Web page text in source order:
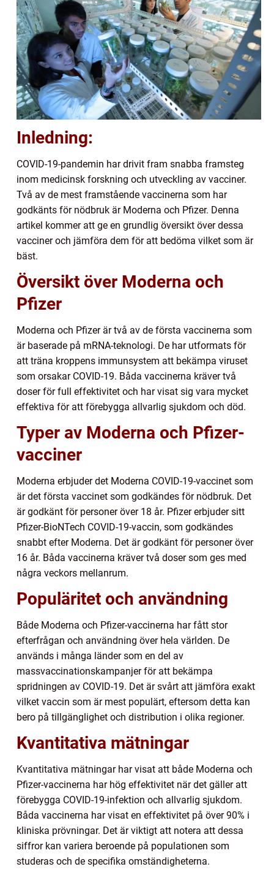
Inledning:
COVID-19-pandemin har drivit fram snabba framsteg
inom medicinsk forskning och utveckling av vacciner.
Två av de mest framstående vaccinerna som har
godkänts för nödbruk är Moderna och Pfizer. Denna
artikel kommer att ge en grundlig översikt över dessa
vacciner och jämföra dem för att bedöma vilket som är
bäst.
Översikt över Moderna och
Pfizer
Moderna och Pfizer är två av de första vaccinerna som
är baserade på mRNA-teknologi. De har utformats för
att träna kroppens immunsystem att bekämpa viruset
som orsakar COVID-19. Båda vaccinerna kräver två
doser för full effektivitet och har visat sig vara mycket
effektiva för att förebygga allvarlig sjukdom och död.
Typer av Moderna och Pfizer-
vacciner
Moderna erbjuder det Moderna COVID-19-vaccinet som
är det första vaccinet som godkändes för nödbruk. Det
är godkänt för personer över 18 år. Pfizer erbjuder sitt
Pfizer-BioNTech COVID-19-vaccin, som godkändes
snabbt efter Moderna. Det är godkänt för personer över
16 år. Båda vaccinerna kräver två doser som ges med
några veckors mellanrum.
Populäritet och användning
Både Moderna och Pfizer-vaccinerna har fått stor
efterfrågan och användning över hela världen. De
används i många länder som en del av
massvaccinationskampanjer för att bekämpa
spridningen av COVID-19. Det är svårt att jämföra exakt
vilket vaccin som är mest populärt, eftersom detta kan
bero på tillgänglighet och distribution i olika regioner.
Kvantitativa mätningar
Kvantitativa mätningar har visat att både Moderna och
Pfizer-vaccinerna har hög effektivitet när det gäller att
förebygga COVID-19-infektion och allvarlig sjukdom.
Båda vaccinerna har visat en effektivitet på över 90% i
kliniska prövningar. Det är viktigt att notera att dessa
siffror kan variera beroende på populationen som
studeras och de specifika omständigheterna.